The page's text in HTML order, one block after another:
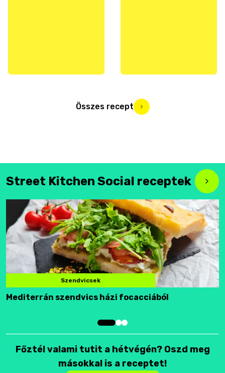
Összes recept
Street Kitchen Social receptek
Szendvicsek
Mediterrán szendvics házi focacciából
Főztél valami tutit a hétvégén? Oszd meg
másokkal is a receptet!